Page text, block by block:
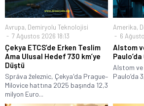
Avrupa, Demiryolu Teknolojisi
7 Ağustos 2026 18:13
Çekya ETCS’de Erken Teslim
Ama Ulusal Hedef 730 km’ye
Düştü
Správa železnic, Çekya'da Prague–
Milovice hattına 2025 başında 12,3
milyon Euro...
Amerika,
6
Alstom
Alstom
Paulo’da